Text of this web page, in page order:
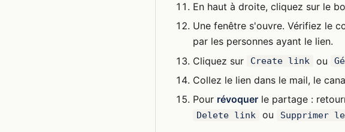
En haut à droite, cliquez sur le
Une fenêtre s'ouvre. Vérifiez le
par les personnes ayant le lien.
Cliquez sur
Create link ou
Collez le lien dans le mail, le
Pour révoquer le partage :
Delete link ou Supprimer